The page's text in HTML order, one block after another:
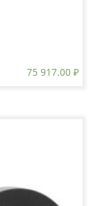
75 917.00 ₽